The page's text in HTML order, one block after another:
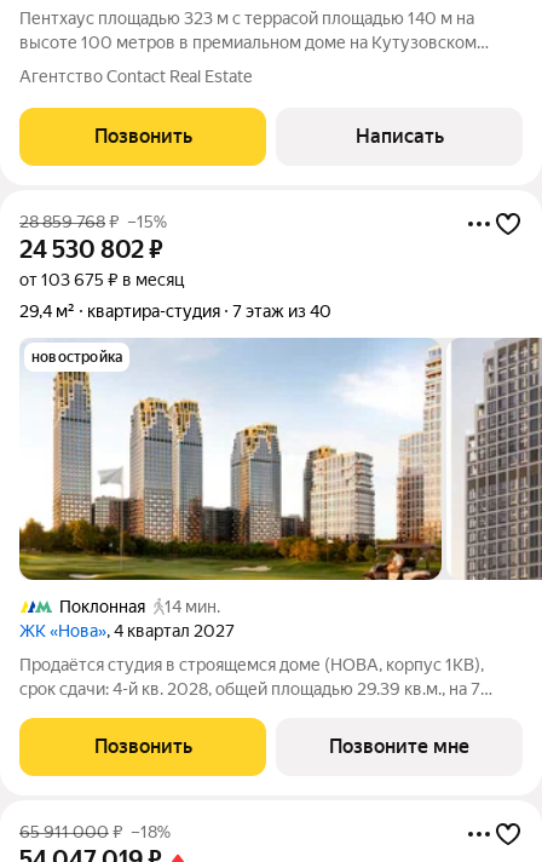
Пентхаус площадью 323 м с террасой площадью 140 м на
высоте 100 метров в премиальном доме на Кутузовском
проспекте «Поклонная 9». Вдохновляющие виды на Москву:
Москвы-реки, Новодевичий монастырь,
Агентство Contact Real Estate
Позвонить Написать
28 859 768₽ –15%
24 530 802₽
от 103 675 ₽ в месяц
29,4 м²
квартира-студия 7 этаж из 40
новостройка
Поклонная
14 мин.
ЖК «Нова», 4 квартал 2027
Продаётся студия в строящемся доме (НОВА, корпус 1КВ),
срок сдачи: 4-й кв. 2028, общей площадью 29.39 кв.м., на 7
районе Москвы, ставшие образцом практичной премиальности
и гармоничного
Позвонить Позвоните мне
65 911 000₽ –18%